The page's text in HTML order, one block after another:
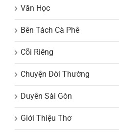
Văn Học
Bên Tách Cà Phê
Cõi Riêng
Chuyện Đời Thường
Duyên Sài Gòn
Giới Thiệu Thơ